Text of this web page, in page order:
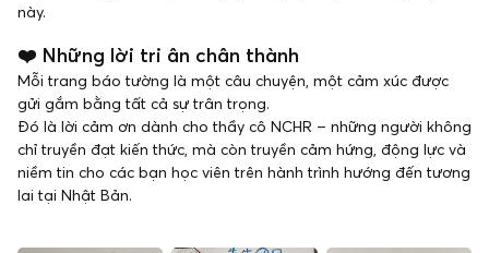
này.
❤️ Những lời tri ân chân thành
Mỗi trang báo tường là một câu chuyện, một cảm xúc được
gửi gắm bằng tất cả sự trân trọng.
Đó là lời cảm ơn dành cho thầy cô NCHR – những người không
chỉ truyền đạt kiến thức, mà còn truyền cảm hứng, động lực và
niềm tin cho các bạn học viên trên hành trình hướng đến tương
lai tại Nhật Bản.